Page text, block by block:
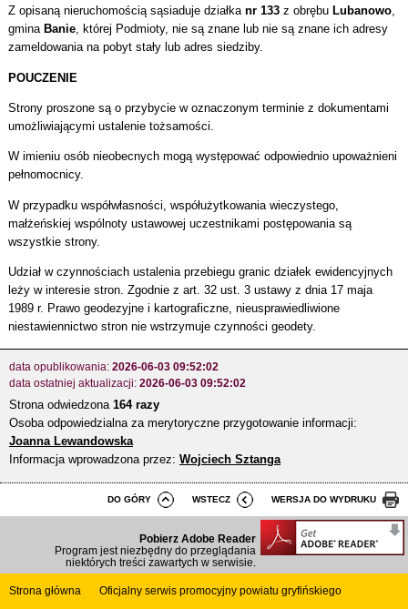
Z opisaną nieruchomością sąsiaduje działka nr 133z obrębu Lubanowo,
gmina Banie, której Podmioty, nie są znane lub nie są znane ich adresy
zameldowania na pobyt stały lub adres siedziby.
POUCZENIE
Strony proszone są o przybycie w oznaczonym terminie z dokumentami
umożliwiającymi ustalenie tożsamości.
W imieniu osób nieobecnych mogą występować odpowiednio upoważnieni
pełnomocnicy.
W przypadku współwłasności, współużytkowania wieczystego,
małżeńskiej wspólnoty ustawowej uczestnikami postępowania są
wszystkie strony.
Udział w czynnościach ustalenia przebiegu granic działek ewidencyjnych
leży w interesie stron. Zgodnie z art. 32 ust. 3 ustawy z dnia 17 maja
1989 r. Prawo geodezyjne i kartograficzne, nieusprawiedliwione
niestawiennictwo stron nie wstrzymuje czynności geodety.
data opublikowania: 2026-06-03 09:52:02
data ostatniej aktualizacji: 2026-06-03 09:52:02
Strona odwiedzona 164 razy
Osoba odpowiedzialna za merytoryczne przygotowanie informacji:
Joanna Lewandowska
Informacja wprowadzona przez: Wojciech Sztanga
DO GÓRY WSTECZ WERSJA DO WYDRUKU
Pobierz Adobe Reader
Program jest niezbędny do przeglądania
niektórych treści zawartych w serwisie.
Strona główna Oficjalny serwis promocyjny powiatu gryfińskiego